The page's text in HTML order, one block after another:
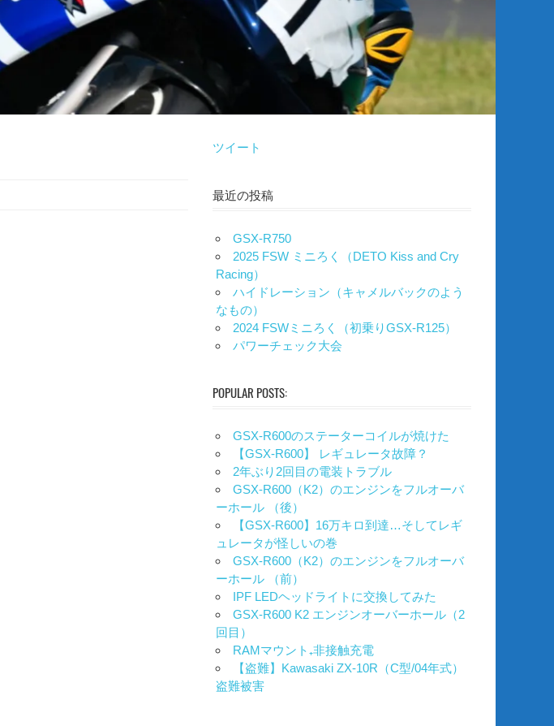
ツイート
最近の投稿
GSX-R750
2025 FSW ミニろく（DETO Kiss and Cry
Racing）
ハイドレーション（キャメルバックのよう
なもの）
2024 FSWミニろく（初乗りGSX-R125）
パワーチェック大会
POPULAR POSTS:
GSX-R600のステーターコイルが焼けた
【GSX-R600】 レギュレータ故障？
2年ぶり2回目の電装トラブル
GSX-R600（K2）のエンジンをフルオーバ
ーホール （後）
【GSX-R600】16万キロ到達…そしてレギ
ュレータが怪しいの巻
GSX-R600（K2）のエンジンをフルオーバ
ーホール （前）
IPF LEDヘッドライトに交換してみた
GSX-R600 K2 エンジンオーバーホール（2
回目）
RAMマウント₊非接触充電
【盗難】Kawasaki ZX-10R（C型/04年式）
盗難被害